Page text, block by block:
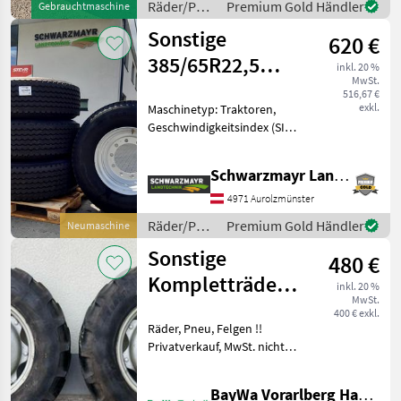
Gebrauchtmaschine
Räder/Pneu/Felgen
/ Sonstige
Premium Gold Händler
Neumaschine
Sonstige
385/65R22,5
620 €
inkl. 20 %
MwSt.
516,67 €
exkl.
Maschinetyp: Traktoren,
Geschwindigkeitsindex (SI):
mit Schlauch (TT),
Bauweise: Radialreifen,
Felgendurchmess
Schwarzmayr Landtechnik GmbH - Aurolzmünster
4971 Aurolzmünster
Räder/Pneu/Felgen
/ Sonstige
Premium Gold Händler
Sonstige
Kompletträder
480 €
inkl. 20 %
MwSt.
400 € exkl.
Räder, Pneu, Felgen !!
Privatverkauf, MwSt. nicht
BayWa Vorarlberg HandelsGmbH BayWa Technik